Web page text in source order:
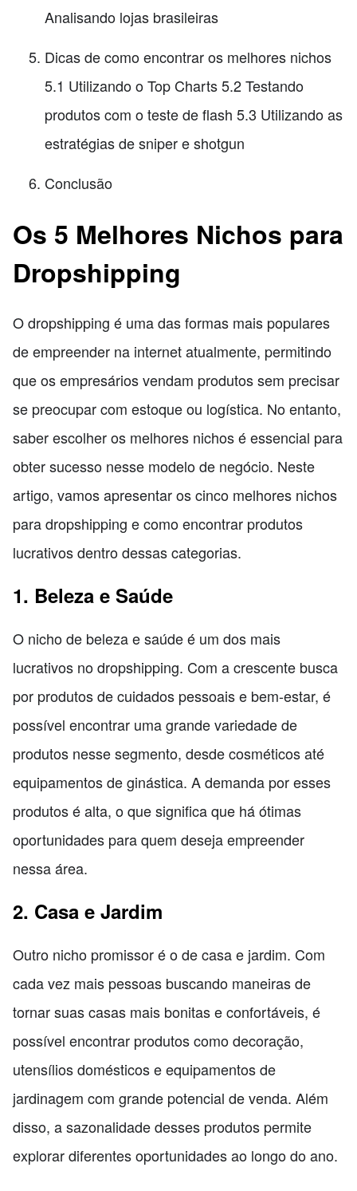
Analisando lojas brasileiras
Dicas de como encontrar os melhores nichos
5.1 Utilizando o Top Charts 5.2 Testando
produtos com o teste de flash 5.3 Utilizando as
estratégias de sniper e shotgun
Conclusão
Os 5 Melhores Nichos para
Dropshipping
O dropshipping é uma das formas mais populares
de empreender na internet atualmente, permitindo
que os empresários vendam produtos sem precisar
se preocupar com estoque ou logística. No entanto,
saber escolher os melhores nichos é essencial para
obter sucesso nesse modelo de negócio. Neste
artigo, vamos apresentar os cinco melhores nichos
para dropshipping e como encontrar produtos
lucrativos dentro dessas categorias.
1. Beleza e Saúde
O nicho de beleza e saúde é um dos mais
lucrativos no dropshipping. Com a crescente busca
por produtos de cuidados pessoais e bem-estar, é
possível encontrar uma grande variedade de
produtos nesse segmento, desde cosméticos até
equipamentos de ginástica. A demanda por esses
produtos é alta, o que significa que há ótimas
oportunidades para quem deseja empreender
nessa área.
2. Casa e Jardim
Outro nicho promissor é o de casa e jardim. Com
cada vez mais pessoas buscando maneiras de
tornar suas casas mais bonitas e confortáveis, é
possível encontrar produtos como decoração,
utensílios domésticos e equipamentos de
jardinagem com grande potencial de venda. Além
disso, a sazonalidade desses produtos permite
explorar diferentes oportunidades ao longo do ano.